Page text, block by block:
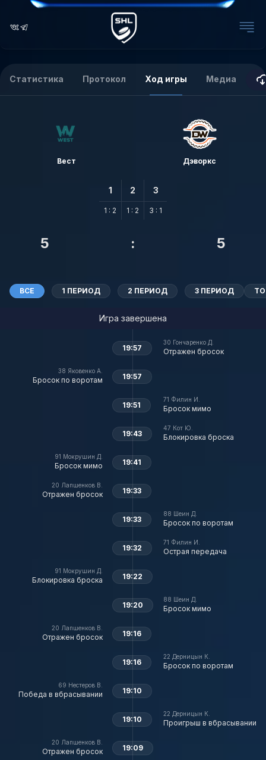
Статистика Протокол Ход игры Медиа
Вест Дэворкс
1
1 : 2
2
1 : 2
3
3 : 1
5 : 5
ВСЕ 1 ПЕРИОД 2 ПЕРИОД 3 ПЕРИОД
Игра завершена
30 Гончаренко Д.
Отражен бросок
19:57
38 Яковенко А.
Бросок по воротам 19:57
71 Филин И.
Бросок мимо
19:51
47 Кот Ю.
Блокировка броска
19:43
91 Мокрушин Д.
Бросок мимо 19:41
20 Лапшенков В.
Отражен бросок 19:33
88 Шеин Д.
Бросок по воротам
19:33
71 Филин И.
Острая передача
19:32
91 Мокрушин Д.
Блокировка броска 19:22
88 Шеин Д.
Бросок мимо
19:20
20 Лапшенков В.
Отражен бросок 19:16
22 Дерницын К.
Бросок по воротам
19:16
69 Нестеров В.
Победа в вбрасывании 19:10
22 Дерницын К.
Проигрыш в вбрасывании
19:10
20 Лапшенков В.
Отражен бросок 19:09